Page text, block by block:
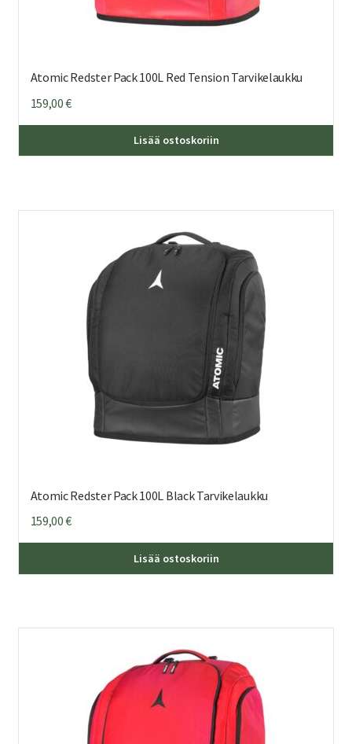
Atomic Redster Pack 100L Red Tension Tarvikelaukku
159,00€
Lisää ostoskoriin
Atomic Redster Pack 100L Black Tarvikelaukku
159,00€
Lisää ostoskoriin